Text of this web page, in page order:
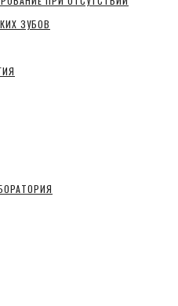
ЗУБОВ